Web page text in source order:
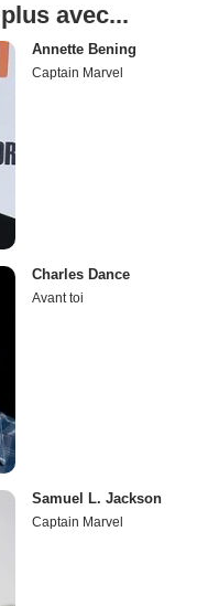
avec...
Annette Bening
Captain Marvel
Charles Dance
Avant toi
Samuel L. Jackson
Captain Marvel